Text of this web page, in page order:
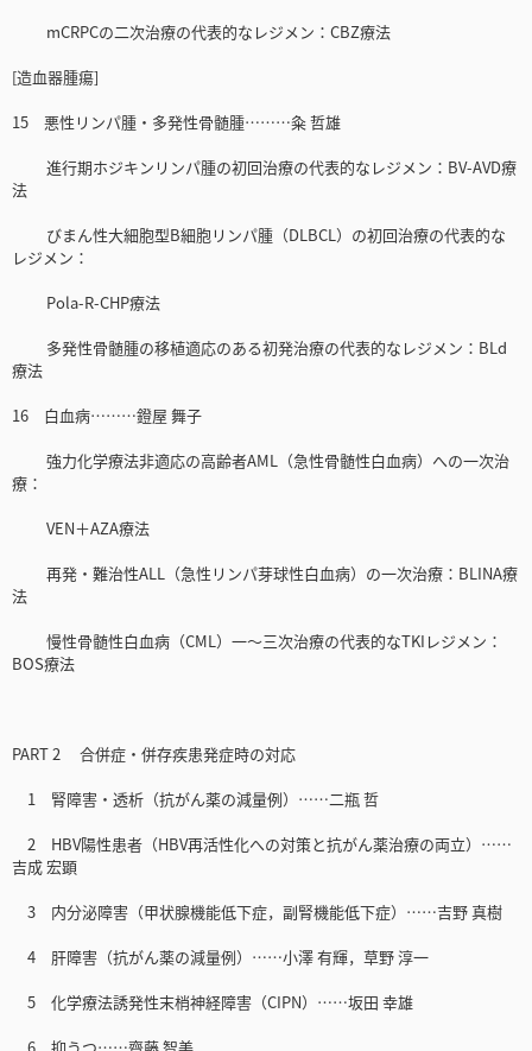
mCRPCの二次治療の代表的なレジメン：CBZ療法
[造血器腫瘍]
15 悪性リンパ腫・多発性骨髄腫………粂 哲雄
進行期ホジキンリンパ腫の初回治療の代表的なレジメン：BV-AVD療
法
びまん性大細胞型B細胞リンパ腫（DLBCL）の初回治療の代表的な
レジメン：
Pola-R-CHP療法
多発性骨髄腫の移植適応のある初発治療の代表的なレジメン：BLd
療法
16 白血病………鐙屋 舞子
強力化学療法非適応の高齢者AML（急性骨髄性白血病）への一次治
療：
VEN＋AZA療法
再発・難治性ALL（急性リンパ芽球性白血病）の一次治療：BLINA療
法
慢性骨髄性白血病（CML）一〜三次治療の代表的なTKIレジメン：
BOS療法
PART 2 合併症・併存疾患発症時の対応
1 腎障害・透析（抗がん薬の減量例）……二瓶 哲
2 HBV陽性患者（HBV再活性化への対策と抗がん薬治療の両立）……
吉成 宏顕
3 内分泌障害（甲状腺機能低下症，副腎機能低下症）……吉野 真樹
4 肝障害（抗がん薬の減量例）……小澤 有輝，草野 淳一
5 化学療法誘発性末梢神経障害（CIPN）……坂田 幸雄